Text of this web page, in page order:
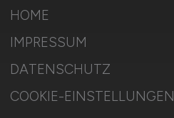
HOME
IMPRESSUM
DATENSCHUTZ
COOKIE-EINSTELLUNGEN